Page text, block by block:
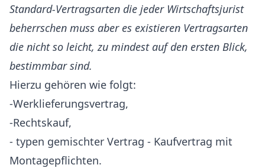
Standard-Vertragsarten die jeder Wirtschaftsjurist
beherrschen muss aber es existieren Vertragsarten
die nicht so leicht, zu mindest auf den ersten Blick,
bestimmbar sind.
Hierzu gehören wie folgt:
-Werklieferungsvertrag,
-Rechtskauf,
- typen gemischter Vertrag - Kaufvertrag mit
Montagepflichten.